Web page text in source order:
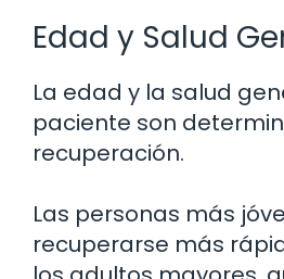
Edad y Salud
La edad y la salud
paciente son
recuperación.
Las personas más
recuperarse más